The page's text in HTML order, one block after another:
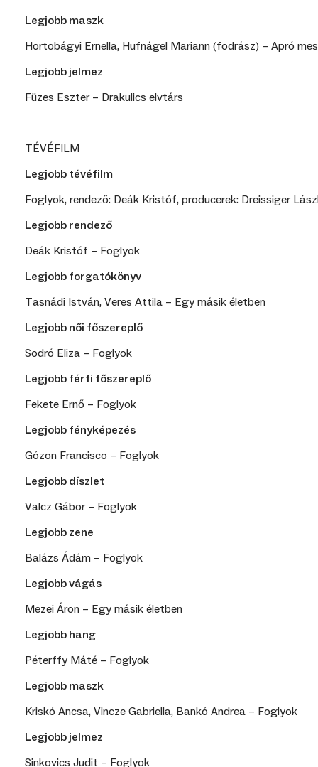
Legjobb maszk
Hortobágyi Ernella, Hufnágel Mariann (fodrász) – Apró
Legjobb jelmez
Füzes Eszter – Drakulics elvtárs
TÉVÉFILM
Legjobb tévéfilm
Foglyok, rendező: Deák Kristóf, producerek: Dreissiger
Legjobb rendező
Deák Kristóf – Foglyok
Legjobb forgatókönyv
Tasnádi István, Veres Attila – Egy másik életben
Legjobb női főszereplő
Sodró Eliza – Foglyok
Legjobb férfi főszereplő
Fekete Ernő – Foglyok
Legjobb fényképezés
Gózon Francisco – Foglyok
Legjobb díszlet
Valcz Gábor – Foglyok
Legjobb zene
Balázs Ádám – Foglyok
Legjobb vágás
Mezei Áron – Egy másik életben
Legjobb hang
Péterffy Máté – Foglyok
Legjobb maszk
Kriskó Ancsa, Vincze Gabriella, Bankó Andrea – Foglyok
Legjobb jelmez
Sinkovics Judit – Foglyok